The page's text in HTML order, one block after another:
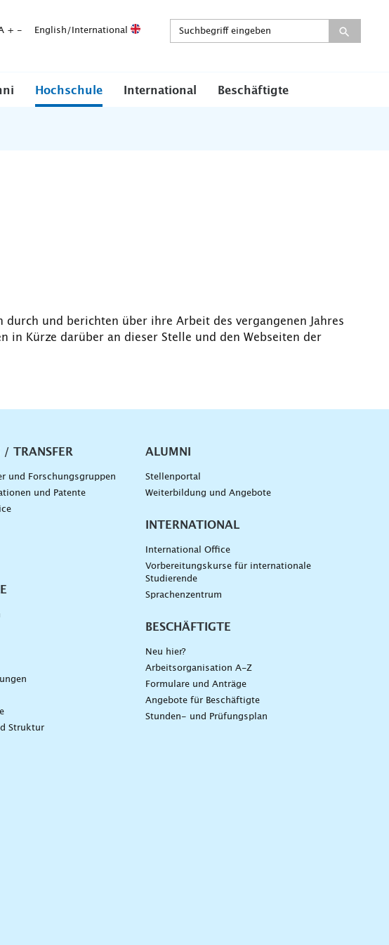
+ - English/International
Hochschule International Beschäftigte
und berichten über ihre Arbeit des vergangenen Jahres
in Kürze darüber an dieser Stelle und den Webseiten der
/ TRANSFER
und Forschungsgruppen
und Patente
Struktur
ALUMNI
Stellenportal
Weiterbildung und Angebote
INTERNATIONAL
International Office
Vorbereitungskurse für internationale
Studierende
Sprachenzentrum
BESCHÄFTIGTE
Neu hier?
Arbeitsorganisation A-Z
Formulare und Anträge
Angebote für Beschäftigte
Stunden- und Prüfungsplan